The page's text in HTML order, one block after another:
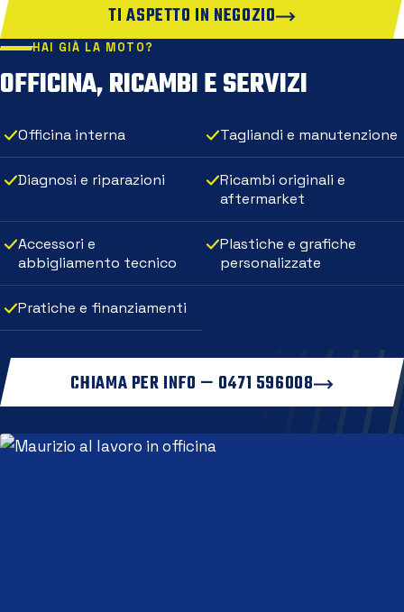
TI ASPETTO IN NEGOZIO
HAI GIÀ LA MOTO?
OFFICINA, RICAMBI E SERVIZI
Officina interna Tagliandi e manutenzione
Diagnosi e riparazioni
Ricambi originali e
aftermarket
Accessori e
abbigliamento tecnico
Plastiche e grafiche
personalizzate
Pratiche e finanziamenti
CHIAMA PER INFO — 0471 596008